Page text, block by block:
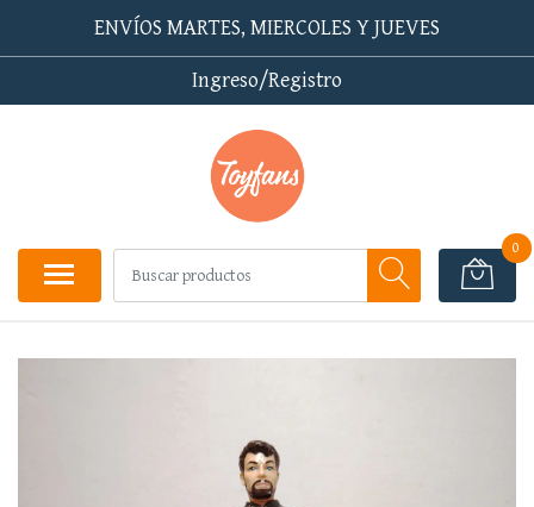
ENVÍOS MARTES, MIERCOLES Y JUEVES
Ingreso/Registro
0